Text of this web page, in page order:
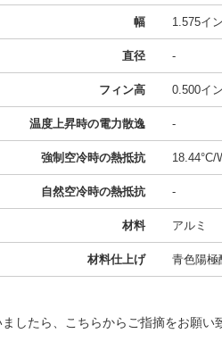
幅 1.575イ
直径 -
フィン高 0.500イ
温度上昇時の電力散逸 -
強制空冷時の熱抵抗 18.44°C/
自然空冷時の熱抵抗 -
材料 アルミ
材料仕上げ 青色陽極
したら、こちらからご指摘をお願い